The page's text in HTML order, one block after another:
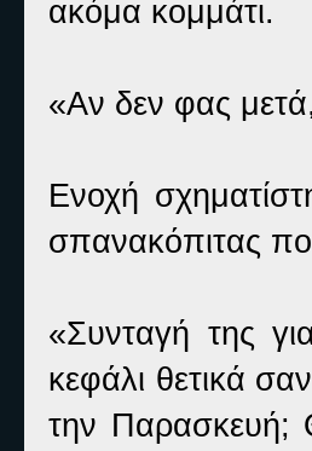
ακόμα κομμάτι.
«Αν δεν φας
Ενοχή
σπανακόπιτας
«Συνταγή της
κεφάλι θετικά
την Παρασκευή;